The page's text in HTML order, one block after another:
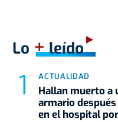
Lo +leído
ACTUALIDAD
Hallan muerto a
armario
en el hospital